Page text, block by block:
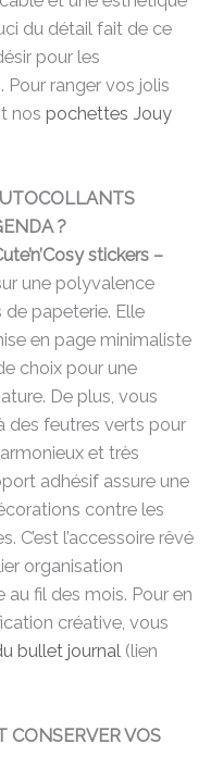
du détail fait de ce
pour les
Pour ranger vos jolis
nospochettes Jouy
?
stickers –
une polyvalence
papeterie. Elle
en page minimaliste
choix pour une
De plus, vous
des feutres verts pour
et très
adhésif assure une
contre les
C’est l’accessoire rêvé
organisation
au fil des mois. Pour en
créative, vous
bullet journal (lien
CONSERVER VOS